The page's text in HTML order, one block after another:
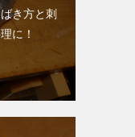
き方と刺
に！